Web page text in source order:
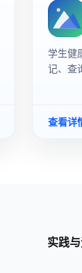
学生健
记、查
查看详
实践